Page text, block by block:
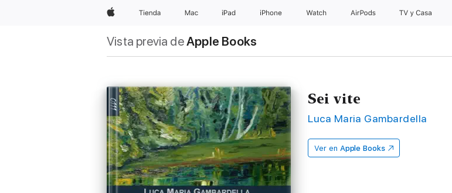
AppleTienda Mac iPad iPhone Watch AirPods TV y Casa
Vista previa deApple Books
Sei vite
Luca Maria Gambardella
Ver en Apple Books